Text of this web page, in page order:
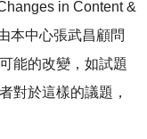
in Content &
本中心張武昌顧問
能的改變，如試題
對於這樣的議題，